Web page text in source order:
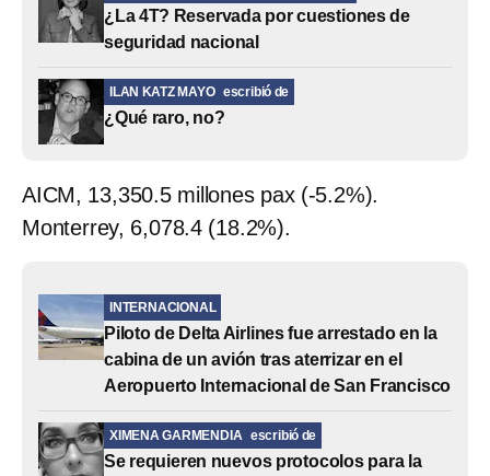
¿La 4T? Reservada por cuestiones de
seguridad nacional
ILAN KATZ MAYO escribió de
¿Qué raro, no?
AICM, 13,350.5 millones pax (-5.2%).
Monterrey, 6,078.4 (18.2%).
INTERNACIONAL
Piloto de Delta Airlines fue arrestado en la
cabina de un avión tras aterrizar en el
Aeropuerto Internacional de San Francisco
XIMENA GARMENDIA escribió de
Se requieren nuevos protocolos para la